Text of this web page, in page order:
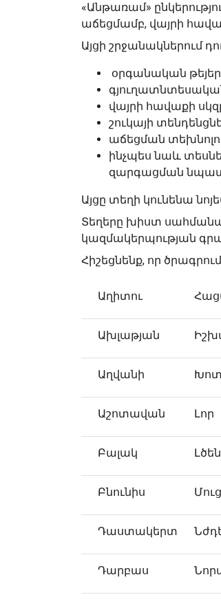
«Անթառամ»
աճեցմամբ, վայրի
Այցի շրջանակներում
օրգանական
վայրի հավաքի
շուկայի
աճեցման
ինչպես նաև
զարգացման
Այցը տեղի կունենա
Տեղերը խիստ
կազմակերպության
Հիշեցնենք, որ
Աղիտու
Ախլաթյան
Աղվանի Խոտ
Աշոտավան Լոր
Բալակ Լծեն
Բնունիս
Դաստակերտ
Դարբաս